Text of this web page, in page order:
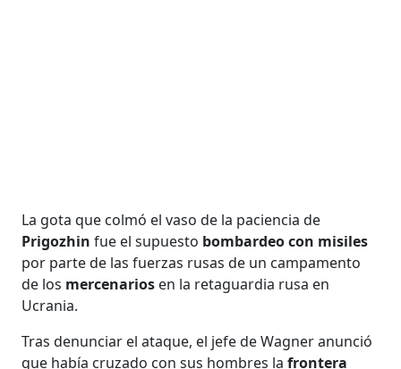
La gota que colmó el vaso de la paciencia de
Prigozhinfue el supuesto bombardeo con misiles
por parte de las fuerzas rusas de un campamento
de los mercenarios en la retaguardia rusa en
Ucrania.
Tras denunciar el ataque, el jefe de Wagner anunció
que había cruzado con sus hombres la frontera